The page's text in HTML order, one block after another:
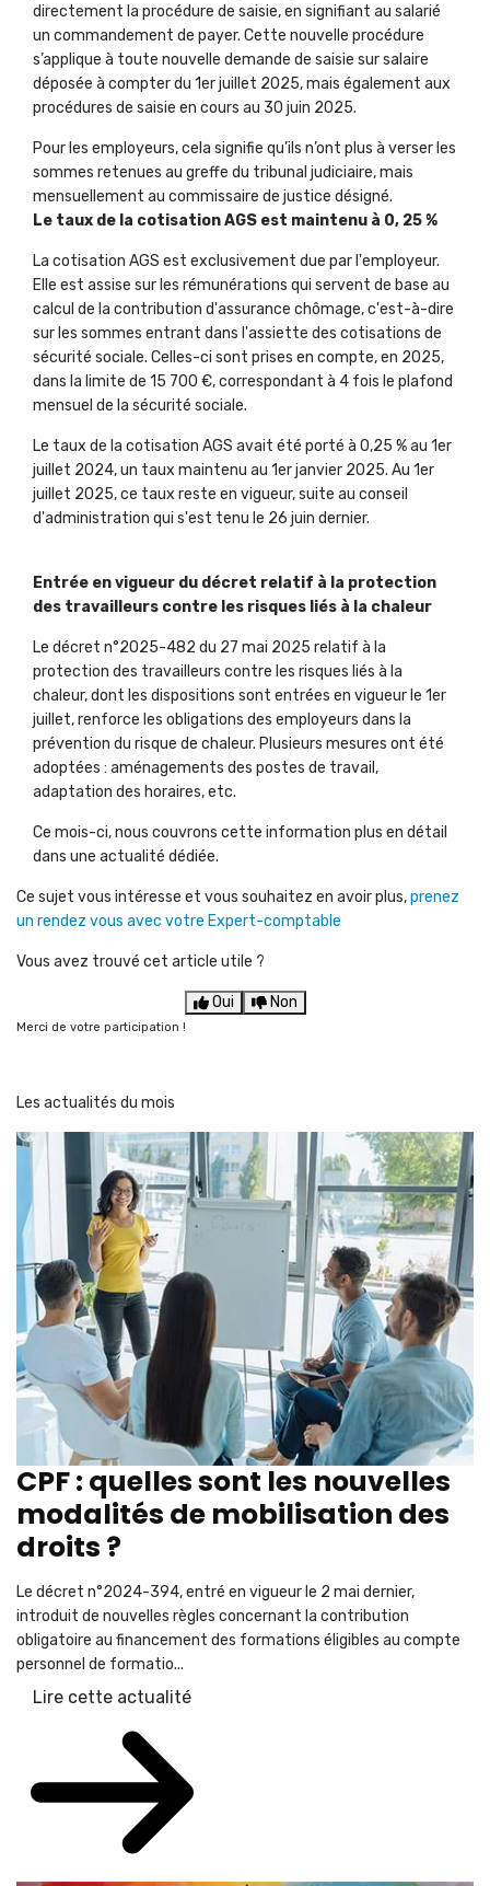
directement la procédure de saisie, en signifiant au salarié
un commandement de payer. Cette nouvelle procédure
s’applique à toute nouvelle demande de saisie sur salaire
déposée à compter du 1er juillet 2025, mais également aux
procédures de saisie en cours au 30 juin 2025.
Pour les employeurs, cela signifie qu’ils n’ont plus à verser les
sommes retenues au greffe du tribunal judiciaire, mais
mensuellement au commissaire de justice désigné.
Le taux de la cotisation AGS est maintenu à 0, 25 %
La cotisation AGS est exclusivement due par l'employeur.
Elle est assise sur les rémunérations qui servent de base au
calcul de la contribution d'assurance chômage, c'est-à-dire
sur les sommes entrant dans l'assiette des cotisations de
sécurité sociale. Celles-ci sont prises en compte, en 2025,
dans la limite de 15 700 €, correspondant à 4 fois le plafond
mensuel de la sécurité sociale.
Le taux de la cotisation AGS avait été porté à 0,25 % au 1er
juillet 2024, un taux maintenu au 1er janvier 2025. Au 1er
juillet 2025, ce taux reste en vigueur, suite au conseil
d'administration qui s'est tenu le 26 juin dernier.
Entrée en vigueur du décret relatif à la protection
des travailleurs contre les risques liés à la chaleur
Le décret n°2025-482 du 27 mai 2025 relatif à la
protection des travailleurs contre les risques liés à la
chaleur, dont les dispositions sont entrées en vigueur le 1er
juillet, renforce les obligations des employeurs dans la
prévention du risque de chaleur. Plusieurs mesures ont été
adoptées : aménagements des postes de travail,
adaptation des horaires, etc.
Ce mois-ci, nous couvrons cette information plus en détail
dans une actualité dédiée.
Ce sujet vous intéresse et vous souhaitez en avoir plus,prenez
un rendez vous avec votre Expert-comptable
Vous avez trouvé cet article utile ?
Oui Non
Merci de votre participation !
Les actualités du mois
CPF : quelles sont les nouvelles
modalités de mobilisation des
droits ?
Le décret n°2024-394, entré en vigueur le 2 mai dernier,
introduit de nouvelles règles concernant la contribution
obligatoire au financement des formations éligibles au compte
personnel de formatio...
Lire cette actualité